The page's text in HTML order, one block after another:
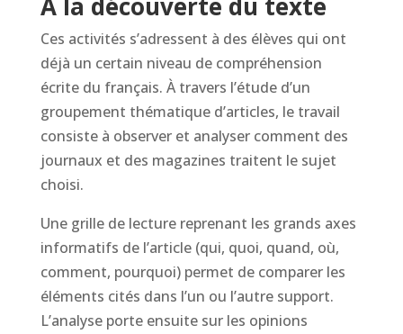
Ces activités s’adressent à des élèves qui ont
déjà un certain niveau de compréhension
écrite du français. À travers l’étude d’un
groupement thématique d’articles, le travail
consiste à observer et analyser comment des
journaux et des magazines traitent le sujet
choisi.
Une grille de lecture reprenant les grands axes
informatifs de l’article (qui, quoi, quand, où,
comment, pourquoi) permet de comparer les
éléments cités dans l’un ou l’autre support.
L’analyse porte ensuite sur les opinions